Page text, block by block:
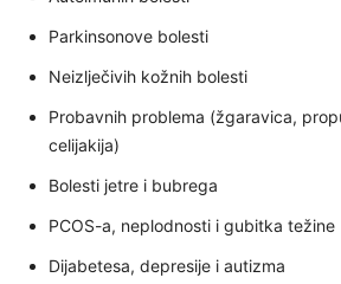
Parkinsonove bolesti
Neizlječivih kožnih bolesti
Probavnih problema (žgaravica,
celijakija)
Bolesti jetre i bubrega
PCOS-a, neplodnosti i gubitka težine
Dijabetesa, depresije i autizma